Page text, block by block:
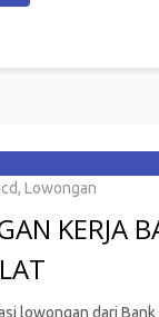
, Lowongan
KERJA
lowongan dari Bank